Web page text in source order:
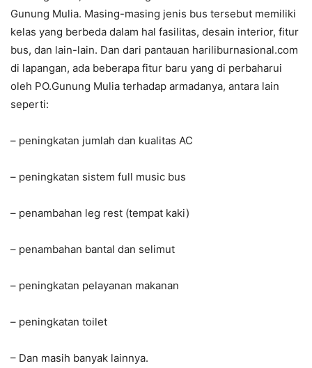
Gunung Mulia. Masing-masing jenis bus tersebut memiliki
kelas yang berbeda dalam hal fasilitas, desain interior, fitur
bus, dan lain-lain. Dan dari pantauan hariliburnasional.com
di lapangan, ada beberapa fitur baru yang di perbaharui
oleh PO.Gunung Mulia terhadap armadanya, antara lain
seperti:
– peningkatan jumlah dan kualitas AC
– peningkatan sistem full music bus
– penambahan leg rest (tempat kaki)
– penambahan bantal dan selimut
– peningkatan pelayanan makanan
– peningkatan toilet
– Dan masih banyak lainnya.